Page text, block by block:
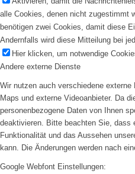
alle Cookies, denen nicht zugestimmt
benötigen zwei Cookies, damit diese
Andernfalls wird diese Mitteilung bei
Hier klicken, um notwendige
Andere externe Dienste
Wir nutzen auch verschiedene
Maps und externe Videoanbieter. Da
personenbezogene Daten von Ihnen
deaktivieren. Bitte beachten Sie, dass
Funktionalität und das Aussehen
kann. Die Änderungen werden nach
Google Webfont Einstellungen: